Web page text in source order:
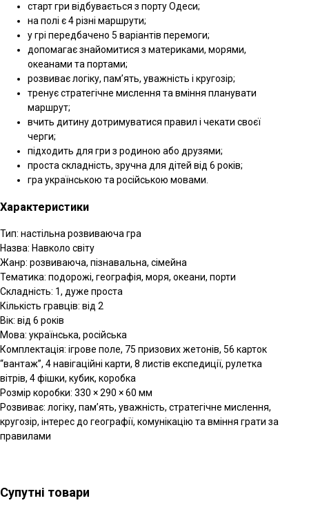
старт гри відбувається з порту Одеси;
на полі є 4 різні маршрути;
у грі передбачено 5 варіантів перемоги;
допомагає знайомитися з материками, морями,
океанами та портами;
розвиває логіку, пам’ять, уважність і кругозір;
тренує стратегічне мислення та вміння планувати
маршрут;
вчить дитину дотримуватися правил і чекати своєї
черги;
підходить для гри з родиною або друзями;
проста складність, зручна для дітей від 6 років;
гра українською та російською мовами.
Характеристики
Тип: настільна розвиваюча гра
Назва: Навколо світу
Жанр: розвиваюча, пізнавальна, сімейна
Тематика: подорожі, географія, моря, океани, порти
Складність: 1, дуже проста
Кількість гравців: від 2
Вік: від 6 років
Мова: українська, російська
Комплектація: ігрове поле, 75 призових жетонів, 56 карток
“вантаж”, 4 навігаційні карти, 8 листів експедиції, рулетка
вітрів, 4 фішки, кубик, коробка
Розмір коробки: 330 × 290 × 60 мм
Розвиває: логіку, пам’ять, уважність, стратегічне мислення,
кругозір, інтерес до географії, комунікацію та вміння грати за
правилами
Супутні товари